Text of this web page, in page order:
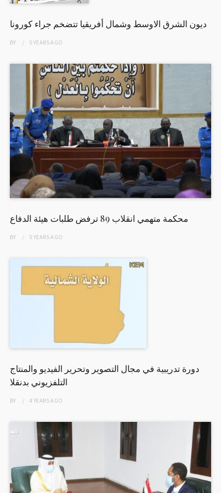
ديون الشرق الاوسط وشمال أفريقيا تتضخم جراء كورونا
BY 5 YEARSAGO
محكمة متهمي انقلاب 89 ترفض طلبات هيئة الدفاع
BY 5 YEARSAGO
دورة تدريبية في مجال التصوير وتحرير الفيديو والمنتاج
التلفزيوني بدنقلا
BY 4 YEARSAGO